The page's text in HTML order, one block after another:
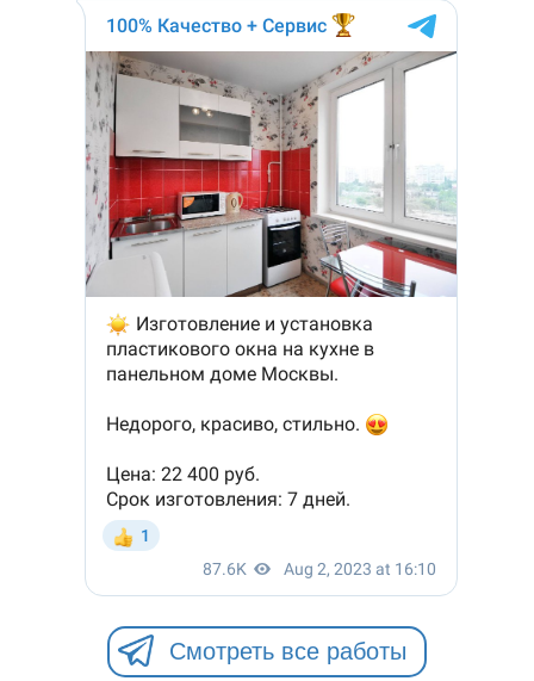
Смотреть все работы